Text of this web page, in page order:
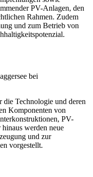
PV-Anlagen, den
Rahmen. Zudem
und zum Betrieb von
bei
Technologie und deren
Komponenten von
PV-
werden neue
und zur
vorgestellt.